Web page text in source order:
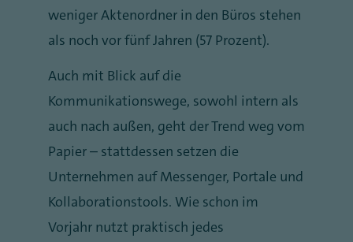
weniger Aktenordner in den Büros stehen
als noch vor fünf Jahren (57 Prozent).
Auch mit Blick auf die
Kommunikationswege, sowohl intern als
auch nach außen, geht der Trend weg vom
Papier – stattdessen setzen die
Unternehmen auf Messenger, Portale und
Kollaborationstools. Wie schon im
Vorjahr nutzt praktisch jedes